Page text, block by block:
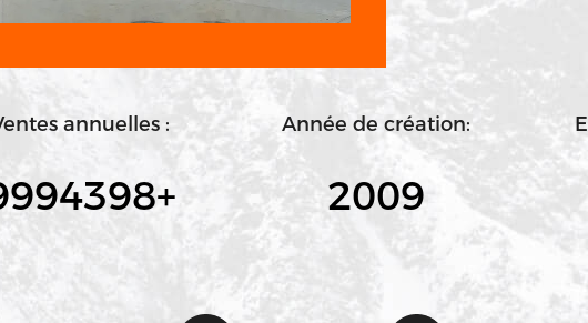
pièces
annuelles :
+
Année de création:
2011